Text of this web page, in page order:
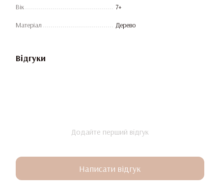
Вік 7+
Матеріал Дерево
Відгуки
Додайте перший відгук
Написати відгук